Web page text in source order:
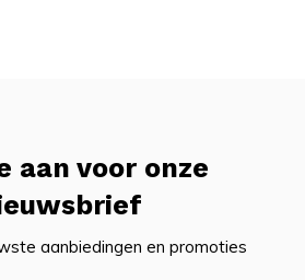
aan voor onze
aanbiedingen en promoties